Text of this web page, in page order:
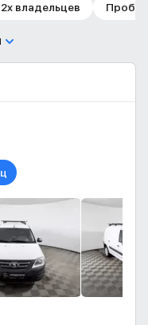
владельцев